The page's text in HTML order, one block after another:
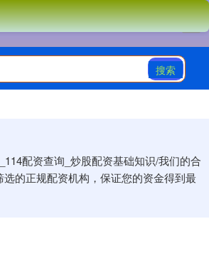
搜索
配资查询_炒股配资基础知识/我们的合
的正规配资机构，保证您的资金得到最